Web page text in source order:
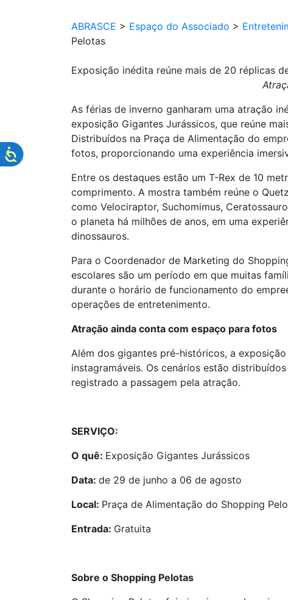
ABRASCE > Espaço do Associado >
Pelotas
Exposição inédita reúne mais de 20 réplicas
As férias de inverno ganharam uma atração
exposição Gigantes Jurássicos, que reúne
Distribuídos na Praça de Alimentação do
fotos, proporcionando uma experiência
Entre os destaques estão um T-Rex de 10
comprimento. A mostra também reúne o
como Velociraptor, Suchomimus,
o planeta há milhões de anos, em uma
dinossauros.
Para o Coordenador de Marketing do
escolares são um período em que muitas
durante o horário de funcionamento do
operações de entretenimento.
Atração ainda conta com espaço para fotos
Além dos gigantes pré-históricos, a
instagramáveis. Os cenários estão
registrado a passagem pela atração.
SERVIÇO:
O quê: Exposição Gigantes Jurássicos
Data: de 29 de junho a 06 de agosto
Local: Praça de Alimentação do Shopping
Entrada: Gratuita
Sobre o Shopping Pelotas